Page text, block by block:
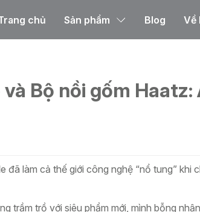
chủ Sản phẩm Blog Về
và Bộ nồi gốm
làm cả thế giới công nghệ “nổ tung” khi
trầm trồ với siêu phẩm mới, mình bỗng